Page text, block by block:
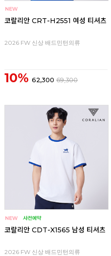
코랄리안 CRT-H2551 여성 티셔츠
2026 FW 신상 배드민턴의류
10% 62,300 69,300
코랄리안 CDT-X1565 남성 티셔츠
2026 FW 신상 배드민턴의류